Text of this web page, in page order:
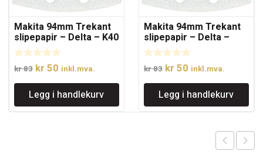
Makita 94mm Trekant
slipepapir – Delta – K40
kr83 Opprinnelig
pris
var:
kr 83.
kr 50 Nåværende
pris
er:
kr 50.
inkl.mva.
Legg i handlekurv
Makita 94mm Trekant
slipepapir – Delta –
K180
kr83 Opprinnelig
pris
var:
kr 83.
kr 50Nåværende
pris
er:
kr 50.
inkl.mva.
Legg i handlekurv